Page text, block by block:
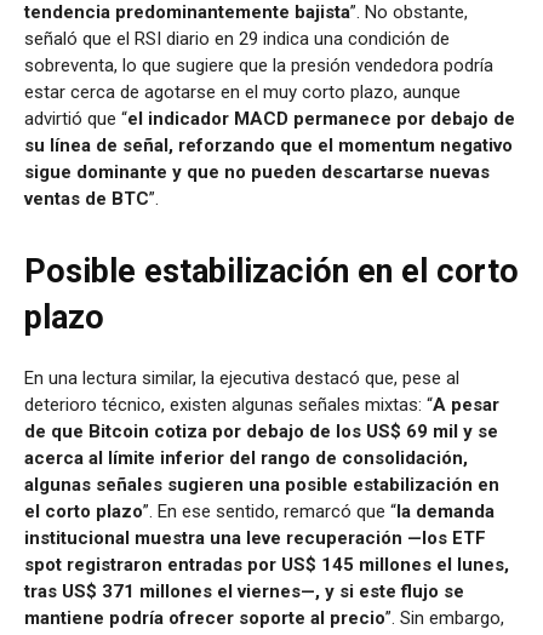
tendencia predominantemente bajista”. No obstante,
señaló que el RSI diario en 29 indica una condición de
sobreventa, lo que sugiere que la presión vendedora podría
estar cerca de agotarse en el muy corto plazo, aunque
advirtió que “el indicador MACD permanece por debajo de
su línea de señal, reforzando que el momentum negativo
sigue dominante y que no pueden descartarse nuevas
ventas de BTC”.
Posible estabilización en el corto
plazo
En una lectura similar, la ejecutiva destacó que, pese al
deterioro técnico, existen algunas señales mixtas: “A pesar
de que Bitcoin cotiza por debajo de los US$ 69 mil y se
acerca al límite inferior del rango de consolidación,
algunas señales sugieren una posible estabilización en
el corto plazo”. En ese sentido, remarcó que “la demanda
institucional muestra una leve recuperación —los ETF
spot registraron entradas por US$ 145 millones el lunes,
tras US$ 371 millones el viernes—, y si este flujo se
mantiene podría ofrecer soporte al precio”. Sin embargo,